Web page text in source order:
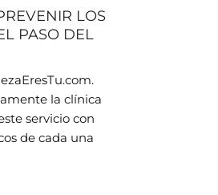
LOS
PASO DEL
la clínica
servicio con
de cada una